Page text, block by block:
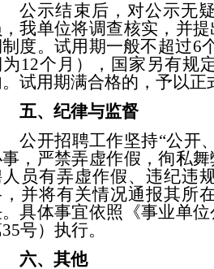
公示结束后，对公示无
我单位将调查核实，并
度。试用期一般不超过6
12个月），国家另有规
试用期满合格的，予以正
五、纪律与监督
公开招聘工作坚持“公开
，严禁弄虚作假，徇私
员有弄虚作假、违纪违
并将有关情况通报其所
具体事宜依照《事业单
35号）执行。
六、其他